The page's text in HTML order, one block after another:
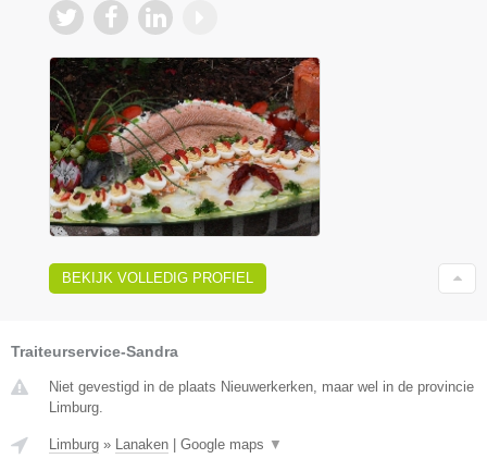
BEKIJK VOLLEDIG PROFIEL
Traiteurservice-Sandra
Niet gevestigd in de plaats Nieuwerkerken, maar wel in de provincie
Limburg.
Limburg » Lanaken Google maps ▼